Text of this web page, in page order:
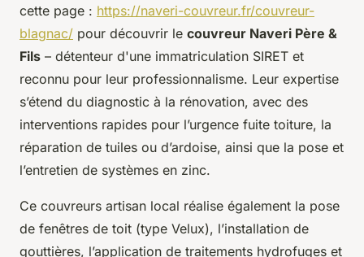
cette page : https://naveri-couvreur.fr/couvreur-
blagnac/ pour découvrir le couvreur Naveri Père &
Fils – détenteur d'une immatriculation SIRET et
reconnu pour leur professionnalisme. Leur expertise
s’étend du diagnostic à la rénovation, avec des
interventions rapides pour l’urgence fuite toiture, la
réparation de tuiles ou d’ardoise, ainsi que la pose et
l’entretien de systèmes en zinc.
Ce couvreurs artisan local réalise également la pose
de fenêtres de toit (type Velux), l’installation de
gouttières, l’application de traitements hydrofuges et